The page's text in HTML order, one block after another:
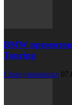
BMW
Touring
Cruze универсал